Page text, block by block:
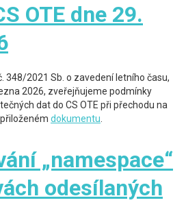
OTE dne 29.
348/2021 Sb. o zavedení letního času,
2026, zveřejňujeme podmínky
dat do CS OTE při přechodu na
dokumentu
„namespace“
odesílaných